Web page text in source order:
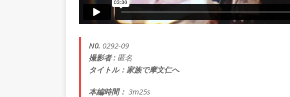
N0. 0292-09
撮影者 : 匿名
タイトル：家族で摩文仁へ
本編時間： 3m25s